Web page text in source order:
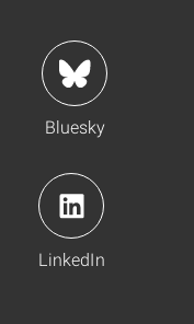
Bluesky
LinkedIn